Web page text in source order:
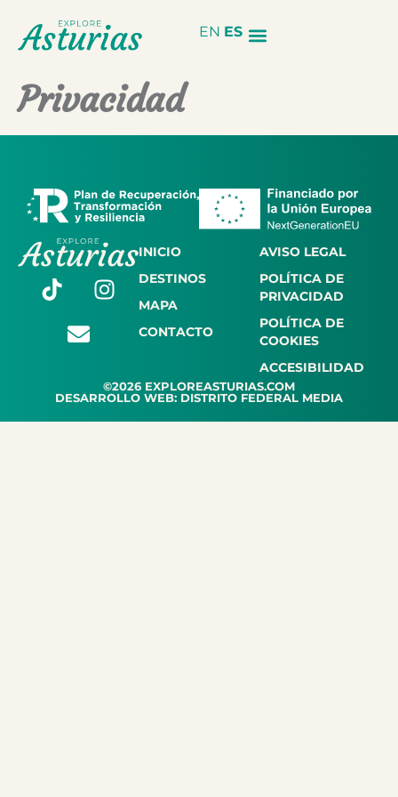
EN ES
Privacidad
INICIO
DESTINOS
MAPA
CONTACTO
AVISO LEGAL
POLÍTICA DE
PRIVACIDAD
POLÍTICA DE
COOKIES
ACCESIBILIDAD
©2026 EXPLOREASTURIAS.COM
DESARROLLO WEB: DISTRITO FEDERAL MEDIA